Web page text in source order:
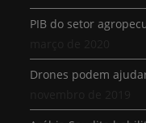
PIB do setor
Drones podem